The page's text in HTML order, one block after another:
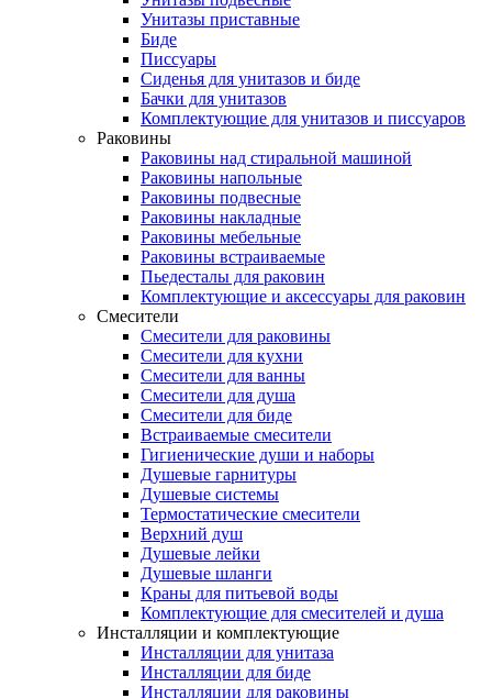
Унитазы приставные
Биде
Писсуары
Сиденья для унитазов и биде
Бачки для унитазов
Комплектующие для унитазов и писсуаров
Раковины
Раковины над стиральной машиной
Раковины напольные
Раковины подвесные
Раковины накладные
Раковины мебельные
Раковины встраиваемые
Пьедесталы для раковин
Комплектующие и аксессуары для раковин
Смесители
Смесители для раковины
Смесители для кухни
Смесители для ванны
Смесители для душа
Смесители для биде
Встраиваемые смесители
Гигиенические души и наборы
Душевые гарнитуры
Душевые системы
Термостатические смесители
Верхний душ
Душевые лейки
Душевые шланги
Краны для питьевой воды
Комплектующие для смесителей и душа
Инсталляции и комплектующие
Инсталляции для унитаза
Инсталляции для биде
Инсталляции для раковины